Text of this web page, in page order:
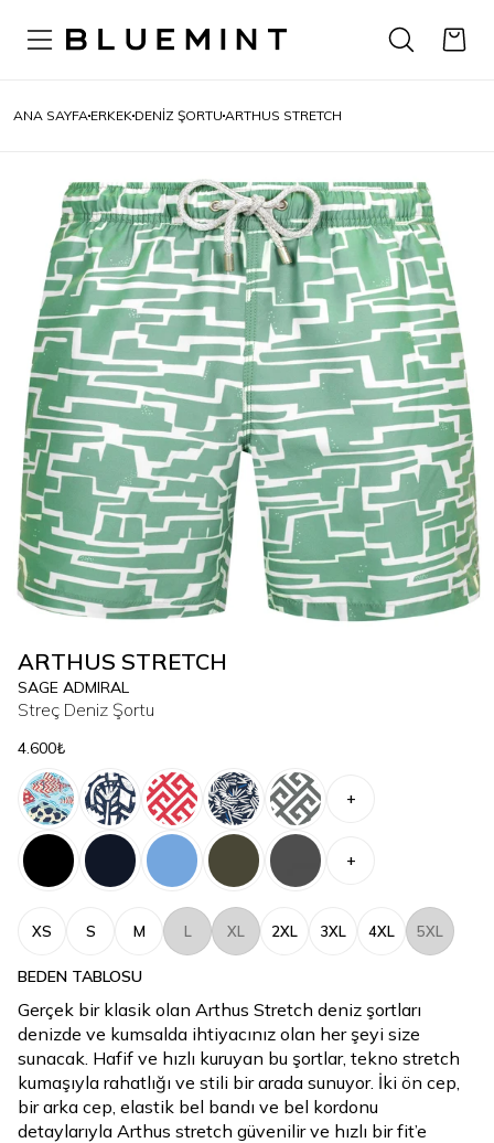
ANA SAYFA ERKEK DENIZ ŞORTU ARTHUS STRETCH
ARTHUS STRETCH
SAGE ADMIRAL
Streç Deniz Şortu
4.600₺
+
+
XS S M L XL 2XL 3XL 4XL 5XL
BEDEN TABLOSU
Gerçek bir klasik olan Arthus Stretch deniz şortları
denizde ve kumsalda ihtiyacınız olan her şeyi size
sunacak. Hafif ve hızlı kuruyan bu şortlar, tekno stretch
kumaşıyla rahatlığı ve stili bir arada sunuyor. İki ön cep,
bir arka cep, elastik bel bandı ve bel kordonu
detaylarıyla Arthus stretch güvenilir ve hızlı bir fit’e